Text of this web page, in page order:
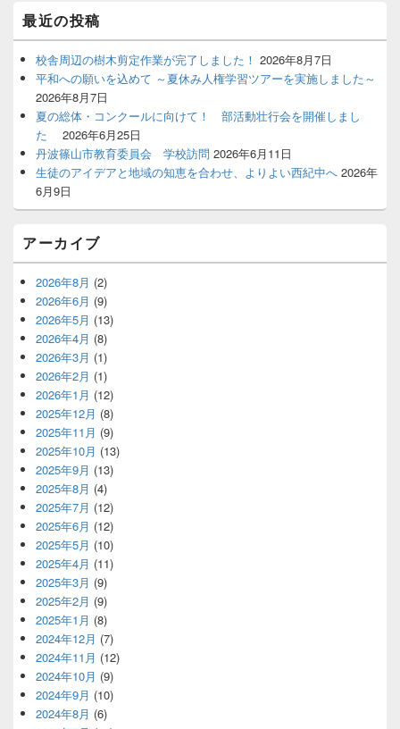
ェ
ッ
リ
最近の投稿
校舎周辺の樹木剪定作業が完了しました！ 2026年8月7日
平和への願いを込めて ～夏休み人権学習ツアーを実施しました～
2026年8月7日
夏の総体・コンクールに向けて！ 部活動壮行会を開催しまし
た
2026年6月25日
丹波篠山市教育委員会 学校訪問 2026年6月11日
生徒のアイデアと地域の知恵を合わせ、よりよい西紀中へ 2026年
6月9日
アーカイブ
2026年8月 (2)
2026年6月 (9)
2026年5月 (13)
2026年4月 (8)
2026年3月 (1)
2026年2月 (1)
2026年1月 (12)
2025年12月 (8)
2025年11月 (9)
2025年10月 (13)
2025年9月 (13)
2025年8月 (4)
2025年7月 (12)
2025年6月 (12)
2025年5月 (10)
2025年4月 (11)
2025年3月 (9)
2025年2月 (9)
2025年1月 (8)
2024年12月 (7)
2024年11月 (12)
2024年10月 (9)
2024年9月 (10)
2024年8月 (6)